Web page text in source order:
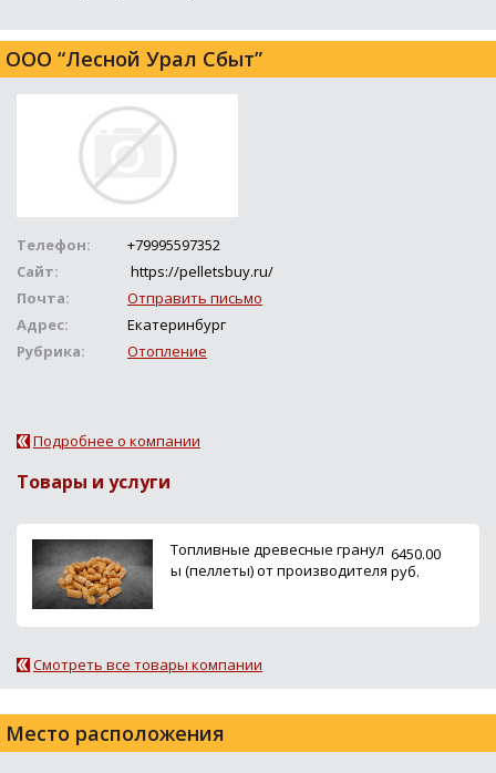
ООО “Лесной Урал Сбыт”
Телефон:
+79995597352
Сайт:
https://pelletsbuy.ru/
Почта:
Отправить письмо
Адрес:
Екатеринбург
Рубрика:
Отопление
Подробнее о компании
Товары и услуги
Топливные древесные гранул
ы (пеллеты) от производителя
6450.00
руб.
Смотреть все товары компании
Место расположения